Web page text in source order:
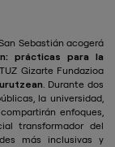
Sebastián acogerá
prácticas para la
Gizarte Fundazioa
. Durante dos
la universidad,
enfoques,
transformador del
más inclusivas y